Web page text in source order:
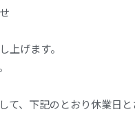
げます。
、下記のとおり休業日と